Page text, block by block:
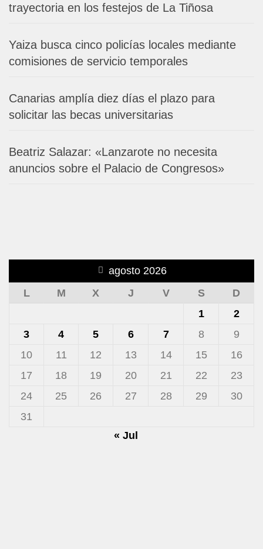
trayectoria en los festejos de La Tiñosa
Yaiza busca cinco policías locales mediante
comisiones de servicio temporales
Canarias amplía diez días el plazo para
solicitar las becas universitarias
Beatriz Salazar: «Lanzarote no necesita
anuncios sobre el Palacio de Congresos»
agosto 2026
L
M X J V S
D
1
2
3
4 5 6 7 8
9
10
11 12 13 14 15
16
17
18 19 20 21 22
23
24
25 26 27 28 29
30
31
« Jul